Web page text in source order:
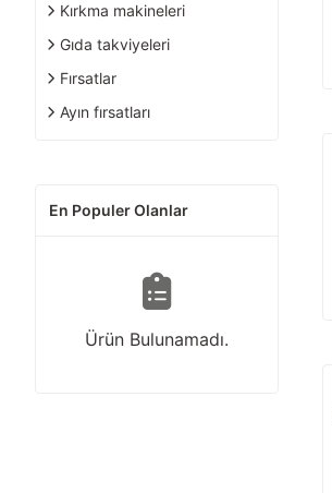
Kırkma makineleri
Gıda takviyeleri
Fırsatlar
Ayın fırsatları
En Populer Olanlar
Ürün Bulunamadı.